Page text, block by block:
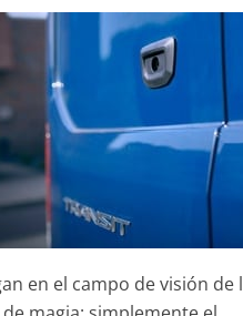
en el campo de visión de